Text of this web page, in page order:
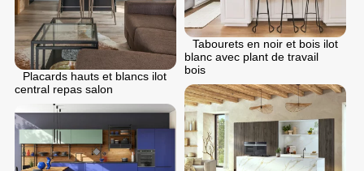
Placards hauts et blancs ilot
central repas salon
Tabourets en noir et bois ilot
blanc avec plant de travail
bois